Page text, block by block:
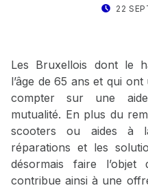
22
Les Bruxellois dont le
l’âge de 65 ans et qui
compter sur une
mutualité. En plus du
scooters ou aides à
réparations et les
désormais faire l’objet
contribue ainsi à une